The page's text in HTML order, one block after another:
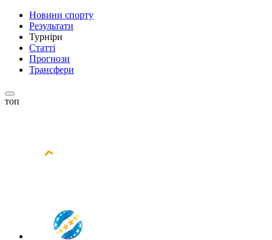
Новини спорту
Результати
Турніри
Статті
Прогнози
Трансфери
топ